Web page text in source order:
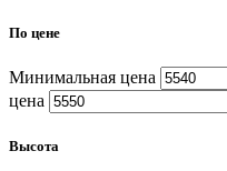
По цене
Минимальная цена
цена
Высота